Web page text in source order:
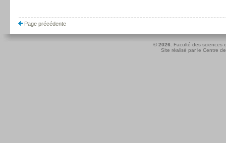
Page précédente
© 2026.
Faculté des sciences
Site réalisé par le Centre